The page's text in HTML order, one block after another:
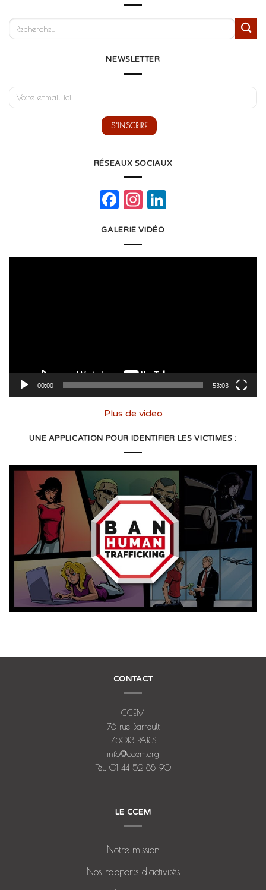
NEWSLETTER
RÉSEAUX SOCIAUX
Facebook
Instagram
GALERIE VIDÉO
00:00 53:03
Plus de video
UNE APPLICATION POUR IDENTIFIER LES VICTIMES :
CONTACT
CCEM
76 rue Barrault
75013 PARIS
info@ccem.org
Tél: 01 44 52 88 90
LE CCEM
Notre mission
Nos rapports d’activités